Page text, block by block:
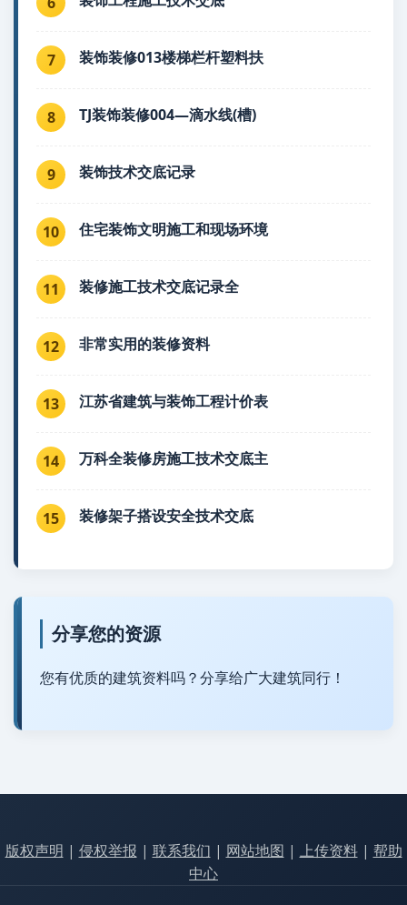
7 装饰装修013楼梯栏杆塑料扶
8 TJ装饰装修004—滴水线(槽)
9 装饰技术交底记录
10 住宅装饰文明施工和现场环境
11 装修施工技术交底记录全
12 非常实用的装修资料
13 江苏省建筑与装饰工程计价表
14 万科全装修房施工技术交底主
15 装修架子搭设安全技术交底
分享您的资源
您有优质的建筑资料吗？分享给广大建筑同行！
版权声明 | 侵权举报 | 联系我们 | 网站地图 | 上传资料| 帮助
中心